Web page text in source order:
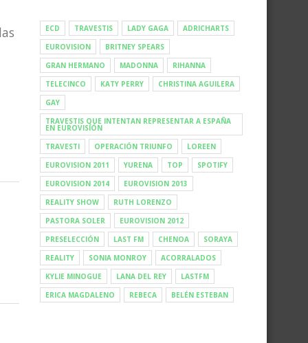
ECD TRAVESTIS LADY GAGA
ADRICHARTS
EUROVISION
BRITNEY SPEARS
GRAN HERMANO
MADONNA
RIHANNA
TELECINCO
KATY PERRY
CHRISTINA AGUILERA
GAY
TRAVESTIS QUE INTENTAN REPRESENTAR A ESPAÑA
EN EUROVISIÓN
TRAVESTI
OPERACIÓN TRIUNFO
LOREEN
EUROVISION 2011
YURENA TOP
SPOTIFY
EUROVISION 2014
EUROVISION 2013
REALITY SHOW
RUTH LORENZO
PASTORA SOLER
EUROVISION 2012
PRESELECCIÓN
LAST FM CHENOA
SORAYA
REALITY
SONIA MONROY
ACORRALADOS
KYLIE MINOGUE
LANA DEL REY
LASTFM
ERICA MAGDALENO
REBECA BELÉN ESTEBAN